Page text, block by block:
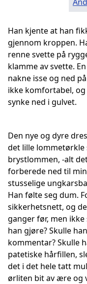
Han kjente at han
gjennom kroppen.
renne svette på
klamme av svette.
nakne isse og ned
ikke komfortabel,
synke ned i gulvet.
Den nye og dyre
det lille lommetørkle
brystlommen, -alt
forberede ned til
stusselige
Han følte seg dum.
sikkerhetsnett, og
ganger før, men
han gjøre? Skulle
kommentar? Skulle
patetiske hårfillen,
det i det hele tatt
ørliten bit av ære og